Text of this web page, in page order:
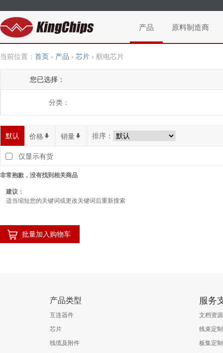
产品 原料制造商
当前位置： 首页 › 产品 › 芯片 › 航电芯片
您已选择：
分类：
默认 价格 * 销量 * 排序：
仅显示有货
非常抱歉，没有找到相关商品
建议：
适当缩短您的关键词或更改关键词后重新搜索
批量加入购物车
产品类型
互连器件
芯片
线缆及附件
服务
文档资源
线束定制
板集定制